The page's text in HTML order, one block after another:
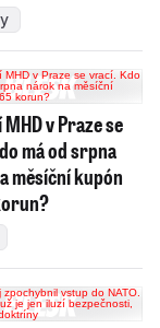
v Praze se
má od srpna
měsíční kupón